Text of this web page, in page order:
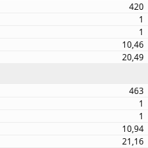
420
1
1
10,46
20,49
463
1
1
10,94
21,16